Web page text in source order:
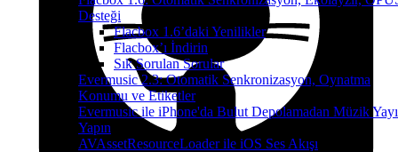
Desteği
Flacbox 1.6’daki Yenilikler
Flacbox’ı İndirin
Sık Sorulan Sorular
Evermusic 2.3: Otomatik Senkronizasyon, Oynatma
Konumu ve Etiketler
Evermusic ile iPhone'da Bulut Depolamadan Müzik
Yapın
AVAssetResourceLoader ile iOS Ses Akışı